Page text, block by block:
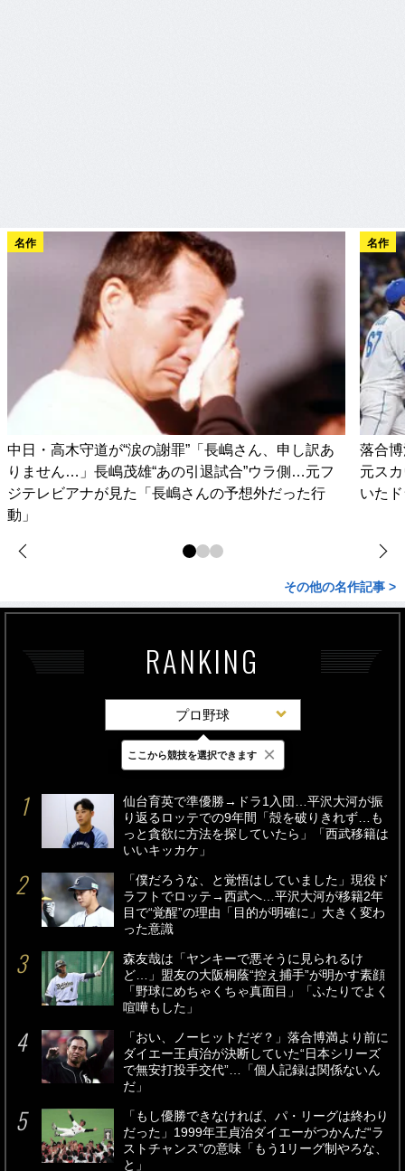
名作
中日・高木守道が“涙の謝罪”「長嶋さん、申し訳あ
りません…」長嶋茂雄“あの引退試合”ウラ側…元フ
ジテレビアナが見た「長嶋さんの予想外だった行
動」
名作
落合
元ス
いた
その他の名作記事 >
RANKING
プロ野球
最新 24時間 週間
仙台育英で準優勝→ドラ1入団…平沢大河が振
り返るロッテでの9年間「殻を破りきれず…も
っと貪欲に方法を探していたら」「西武移籍は
いいキッカケ」
「僕だろうな、と覚悟はしていました」現役ド
ラフトでロッテ→西武へ…平沢大河が移籍2年
目で“覚醒”の理由「目的が明確に」大きく変わ
った意識
森友哉は「ヤンキーで悪そうに見られるけ
ど…」盟友の大阪桐蔭“控え捕手”が明かす素顔
「野球にめちゃくちゃ真面目」「ふたりでよく
喧嘩もした」
「おい、ノーヒットだぞ？」落合博満より前に
ダイエー王貞治が決断していた“日本シリーズ
で無安打投手交代”…「個人記録は関係ないん
だ」
「もし優勝できなければ、パ・リーグは終わり
だった」1999年王貞治ダイエーがつかんだ“ラ
ストチャンス”の意味「もう1リーグ制やろな、
と」
ここから競技を選択できます ×